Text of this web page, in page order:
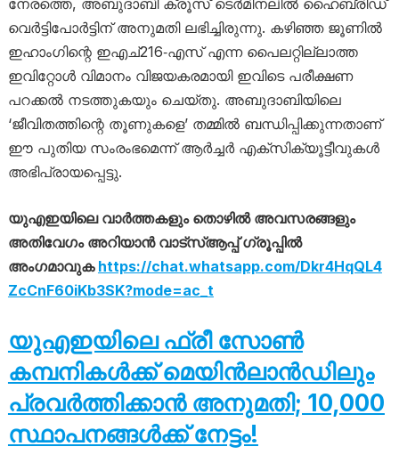
നേരത്തെ, അബുദാബി ക്രൂസ് ടെർമിനലിൽ ഹൈബ്രിഡ്
വെർട്ടിപോർട്ടിന് അനുമതി ലഭിച്ചിരുന്നു. കഴിഞ്ഞ ജൂണിൽ
ഇഹാംഗിന്റെ ഇഎച്216‑എസ് എന്ന പൈലറ്റില്ലാത്ത
ഇവിറ്റോൾ വിമാനം വിജയകരമായി ഇവിടെ പരീക്ഷണ
പറക്കൽ നടത്തുകയും ചെയ്തു. അബുദാബിയിലെ
‘ജീവിതത്തിന്റെ തൂണുകളെ’ തമ്മിൽ ബന്ധിപ്പിക്കുന്നതാണ്
ഈ പുതിയ സംരംഭമെന്ന് ആർച്ചർ എക്‌സിക്യൂട്ടീവുകൾ
അഭിപ്രായപ്പെട്ടു.
യുഎഇയിലെ വാർത്തകളും തൊഴിൽ അവസരങ്ങളും
അതിവേഗം അറിയാൻ വാട്സ്ആപ്പ് ഗ്രൂപ്പിൽ
അംഗമാവുക https://chat.whatsapp.com/Dkr4HqQL4
ZcCnF60iKb3SK?mode=ac_t
യുഎഇയിലെ ഫ്രീ സോൺ
കമ്പനികൾക്ക് മെയിൻലാൻഡിലും
പ്രവർത്തിക്കാൻ അനുമതി; 10,000
സ്ഥാപനങ്ങൾക്ക് നേട്ടം!